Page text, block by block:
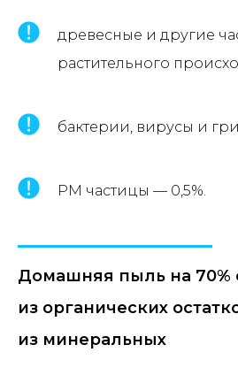
древесные и другие
растительного
бактерии, вирусы и
PM частицы — 0,5%.
Домашняя пыль на 70%
из органических
из минеральных